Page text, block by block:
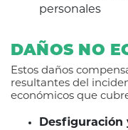
personales
DAÑOS NO
Estos daños
resultantes del
económicos que
Desfiguración